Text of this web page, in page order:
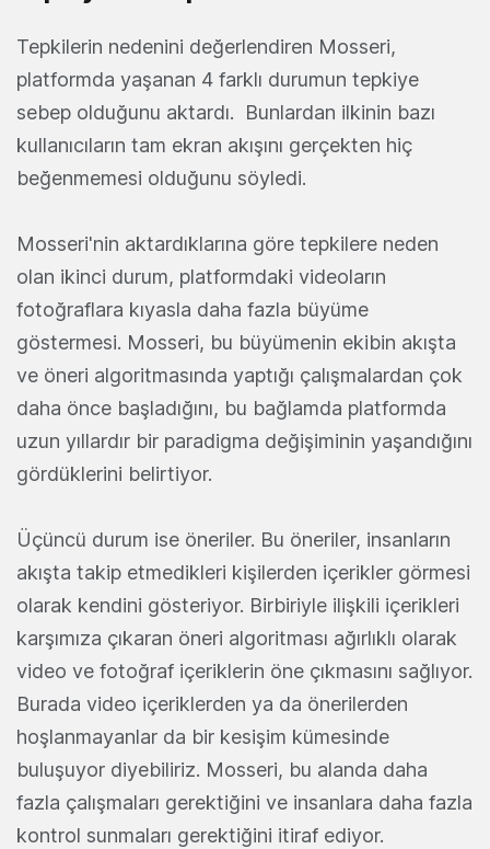
Tepkilerin nedenini değerlendiren Mosseri,
platformda yaşanan 4 farklı durumun tepkiye
sebep olduğunu aktardı. Bunlardan ilkinin bazı
kullanıcıların tam ekran akışını gerçekten hiç
beğenmemesi olduğunu söyledi.
Mosseri'nin aktardıklarına göre tepkilere neden
olan ikinci durum, platformdaki videoların
fotoğraflara kıyasla daha fazla büyüme
göstermesi. Mosseri, bu büyümenin ekibin akışta
ve öneri algoritmasında yaptığı çalışmalardan çok
daha önce başladığını, bu bağlamda platformda
uzun yıllardır bir paradigma değişiminin yaşandığını
gördüklerini belirtiyor.
Üçüncü durum ise öneriler. Bu öneriler, insanların
akışta takip etmedikleri kişilerden içerikler görmesi
olarak kendini gösteriyor. Birbiriyle ilişkili içerikleri
karşımıza çıkaran öneri algoritması ağırlıklı olarak
video ve fotoğraf içeriklerin öne çıkmasını sağlıyor.
Burada video içeriklerden ya da önerilerden
hoşlanmayanlar da bir kesişim kümesinde
buluşuyor diyebiliriz. Mosseri, bu alanda daha
fazla çalışmaları gerektiğini ve insanlara daha fazla
kontrol sunmaları gerektiğini itiraf ediyor.